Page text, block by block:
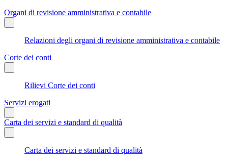
Organi di revisione amministrativa e contabile
Relazioni degli organi di revisione amministrativa e contabile
Corte dei conti
Rilievi Corte dei conti
Servizi erogati
Carta dei servizi e standard di qualità
Carta dei servizi e standard di qualità